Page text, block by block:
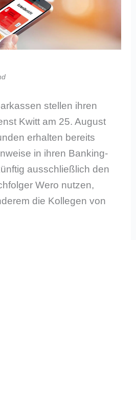
stellen ihren
Kwitt am 25. August
erhalten bereits
in ihren Banking-
ausschließlich den
Wero nutzen,
die Kollegen von